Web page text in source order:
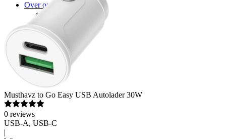
Over ons
Over Mobiel.nl
Over ons
Vacatures
Nieuws
Pers
Musthavz to Go Easy USB Autolader 30W
0 reviews
USB-A, USB-C
|